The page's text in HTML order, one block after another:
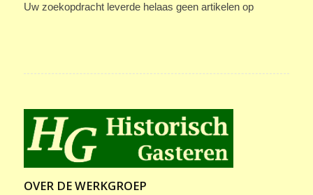
Uw zoekopdracht leverde helaas geen artikelen op
OVER DE WERKGROEP